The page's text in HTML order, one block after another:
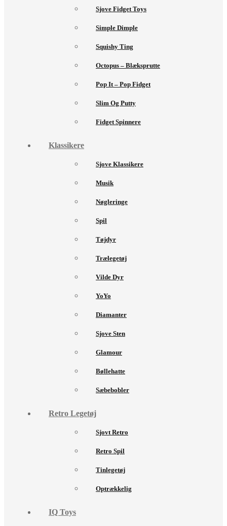
Sjove Fidget Toys
Simple Dimple
Squishy Ting
Octopus – Blæksprutte
Pop It – Pop Fidget
Slim Og Putty
Fidget Spinnere
Klassikere
Sjove Klassikere
Musik
Nøgleringe
Spil
Tøjdyr
Trælegetøj
Vilde Dyr
YoYo
Diamanter
Sjove Sten
Glamour
Bøllehatte
Sæbebobler
Retro Legetøj
Sjovt Retro
Retro Spil
Tinlegetøj
Optrækkelig
IQ Toys